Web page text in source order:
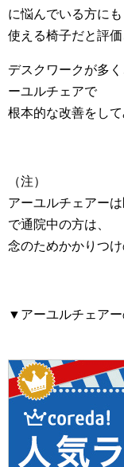
に悩んでいる方にも
使える椅子だと評価
デスクワークが多
ーユルチェアで
根本的な改善をして
（注）
アーユルチェアー
で通院中の方は、
念のためかかりつ
▼アーユルチェア